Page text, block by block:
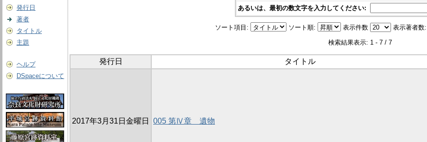
発行日
著者
タイトル
主題
ヘルプ
DSpaceについて
あるいは、最初の数文字を入力してください:
ソート項目: ソート順: 表示件数 表示著者数:
検索結果表示: 1 - 7 / 7
発行日 タイトル
2017年3月31日金曜日 005 第Ⅳ章 遺物